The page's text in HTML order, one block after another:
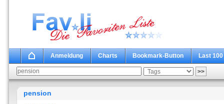
Anmeldung Charts Bookmark-Button Last 100
pension